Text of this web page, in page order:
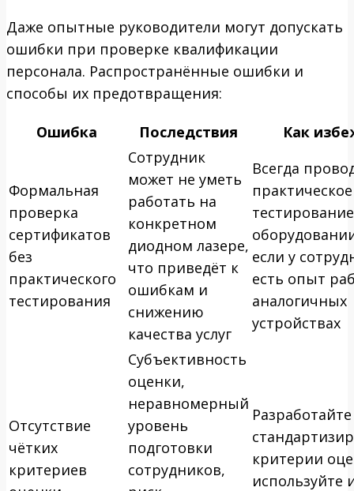
Даже опытные руководители могут допускать
ошибки при проверке квалификации
персонала. Распространённые ошибки и
способы их предотвращения:
Ошибка Последствия Как
Формальная
проверка
сертификатов
без
практического
тестирования
Сотрудник
может не уметь
работать на
конкретном
диодном лазере,
что приведёт к
ошибкам и
снижению
качества услуг
Всегда
практическое
если у
есть опыт
аналогичных
устройствах
Отсутствие
чётких
критериев
Субъективность
оценки,
неравномерный
уровень
подготовки
сотрудников,
Разработайте
критерии
используйте